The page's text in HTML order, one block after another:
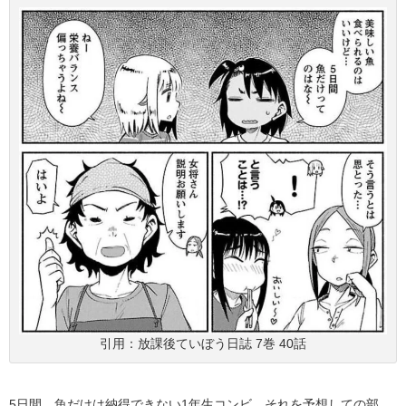
引用：放課後ていぼう日誌 7巻 40話